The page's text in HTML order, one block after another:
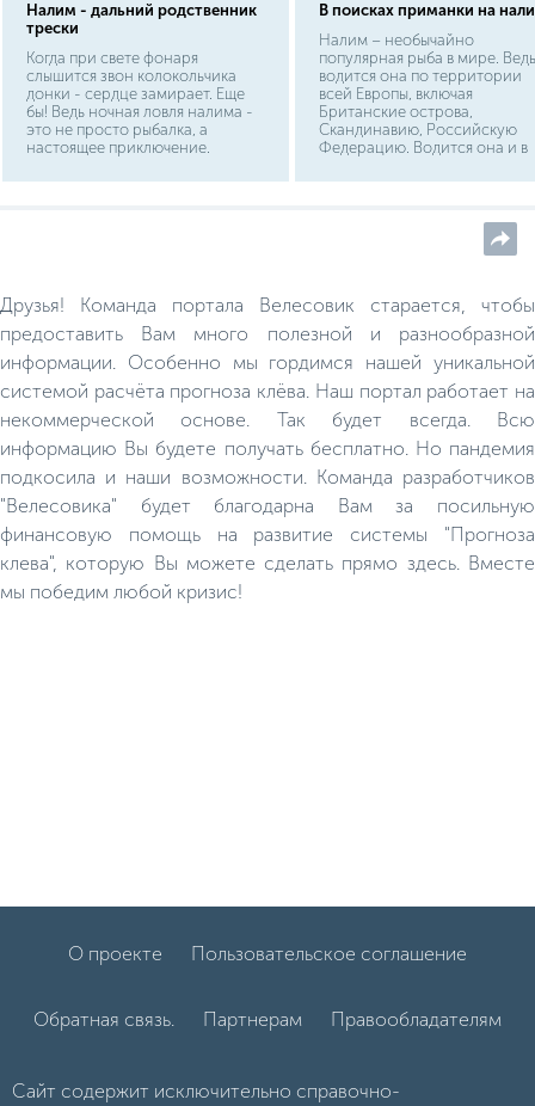
Налим - дальний родственник
трески
Когда при свете фонаря
слышится звон колокольчика
донки - сердце замирает. Еще
бы! Ведь ночная ловля налима -
это не просто рыбалка, а
настоящее приключение.
рыба не оставляет равнодушным
чем-то походящее на
змееголова. Чешуя очень мелкая.
В поисках приманки на
Налим – необычайно
популярная рыба в мире. Ведь
водится она по территории
всей Европы, включая
Британские острова,
Скандинавию, Российскую
Федерацию. Водится она и в
Монголию. Однако
реальности. В одной лишь
литературе явное
Антона Павловича Чехова
происходит сам процесс
рыбалки, на налима.
Друзья! Команда портала Велесовик старается, чтобы
предоставить Вам много полезной и разнообразной
информации. Особенно мы гордимся нашей уникальной
системой расчёта прогноза клёва. Наш портал работает на
некоммерческой основе. Так будет всегда. Всю
информацию Вы будете получать бесплатно. Но пандемия
подкосила и наши возможности. Команда разработчиков
"Велесовика" будет благодарна Вам за посильную
финансовую помощь на развитие системы "Прогноза
клева", которую Вы можете сделать прямо здесь. Вместе
мы победим любой кризис!
О проекте Пользовательское соглашение
Обратная связь. Партнерам Правообладателям
Сайт содержит исключительно справочно-